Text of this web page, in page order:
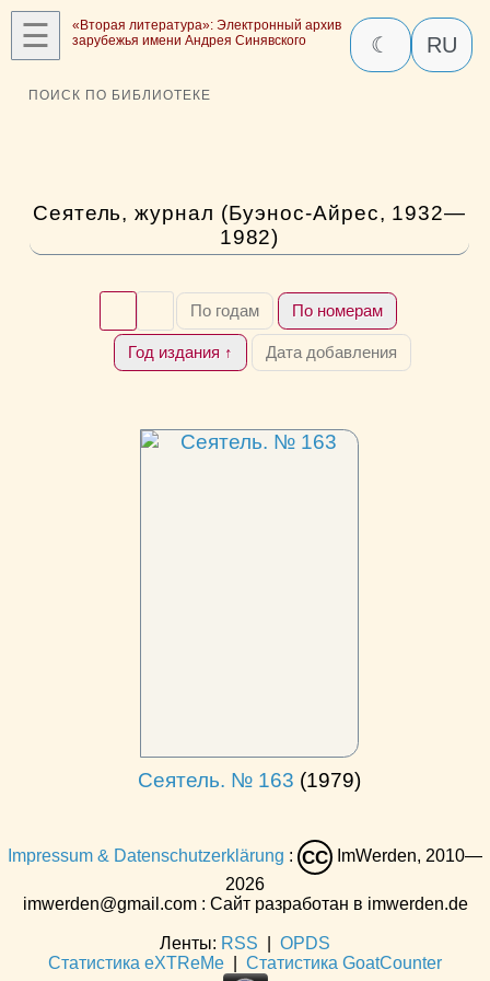
☰
«Вторая литература»: Электронный архив
зарубежья имени Андрея Синявского
☾ RU
ПОИСК ПО БИБЛИОТЕКЕ
Сеятель, журнал (Буэнос-Айрес, 1932—
1982)
По годам По номерам
Год издания ↑ Дата добавления
Сеятель. № 163 (1979)
Impressum & Datenschutzerklärung : CC
ImWerden, 2010—
2026
imwerden@gmail.com : Сайт разработан в imwerden.de
Ленты: RSS
OPDS
Статистика eXTReMe
Статистика GoatCounter